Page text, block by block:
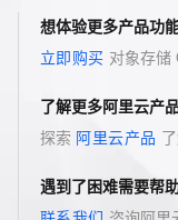
想体验更多产品功能
立即购买 对象存储
了解更多阿里云产
探索 阿里云产品
遇到了困难需要帮助